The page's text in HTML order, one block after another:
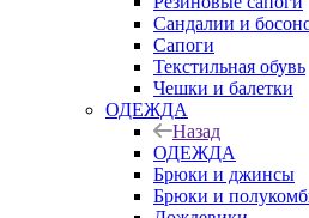
Сандалии и
Сапоги
Текстильная обувь
Чешки и балетки
ОДЕЖДА
Назад
ОДЕЖДА
Брюки и джинсы
Брюки и